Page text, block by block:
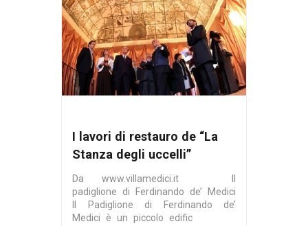
I lavori di restauro de “La
Stanza degli uccelli”
Da www.villamedici.it Il
padiglione di Ferdinando de’ Medici
Il Padiglione di Ferdinando de’
Medici è un piccolo edific